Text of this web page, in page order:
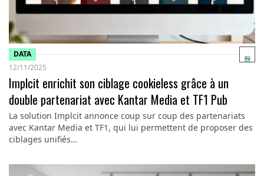
DATA
12/11/2025
Implcit enrichit son ciblage cookieless grâce à un
double partenariat avec Kantar Media et TF1 Pub
La solution Implcit annonce coup sur coup des partenariats
avec Kantar Media et TF1, qui lui permettent de proposer des
ciblages unifiés…